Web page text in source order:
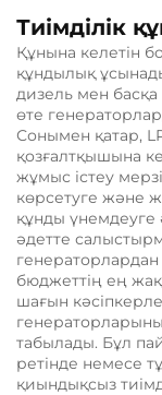
Тиімділік
Құнына келетін
құндылық
дизель мен басқа
өте
Сонымен қатар,
қозғалтқышына
жұмыс істеу
көрсетуге және
құнды үнемдеуге
әдетте
генераторлардан
бюджеттің ең
шағын
табылады. Бұл
ретінде немесе
қиындықсыз